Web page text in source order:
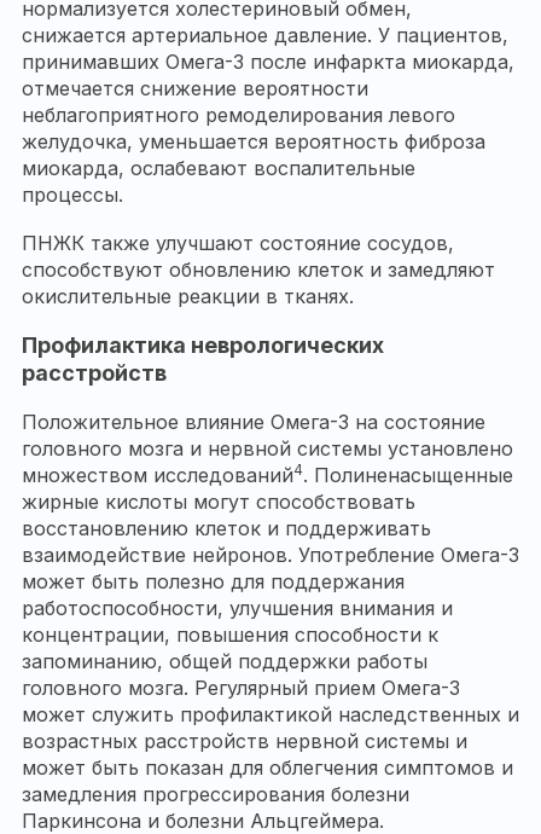
нормализуется холестериновый обмен,
снижается артериальное давление. У пациентов,
принимавших Омега-3 после инфаркта миокарда,
отмечается снижение вероятности
неблагоприятного ремоделирования левого
желудочка, уменьшается вероятность фиброза
миокарда, ослабевают воспалительные
процессы.
ПНЖК также улучшают состояние сосудов,
способствуют обновлению клеток и замедляют
окислительные реакции в тканях.
Профилактика неврологических
расстройств
Положительное влияние Омега-3 на состояние
головного мозга и нервной системы установлено
множеством исследований4. Полиненасыщенные
жирные кислоты могут способствовать
восстановлению клеток и поддерживать
взаимодействие нейронов. Употребление Омега-3
может быть полезно для поддержания
работоспособности, улучшения внимания и
концентрации, повышения способности к
запоминанию, общей поддержки работы
головного мозга. Регулярный прием Омега-3
может служить профилактикой наследственных и
возрастных расстройств нервной системы и
может быть показан для облегчения симптомов и
замедления прогрессирования болезни
Паркинсона и болезни Альцгеймера.